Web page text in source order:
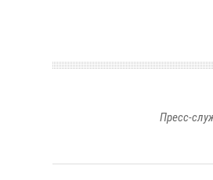
Пресс-